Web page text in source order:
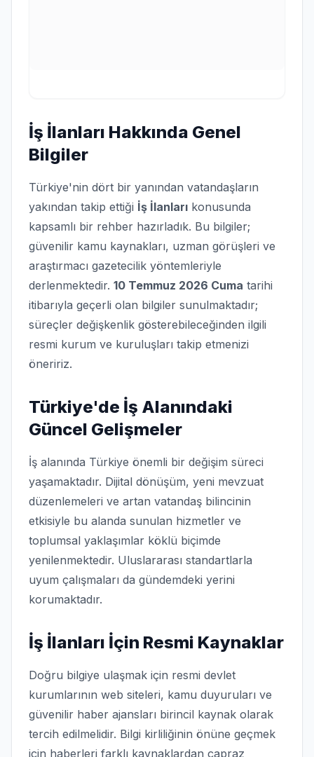
İş İlanları Hakkında Genel
Bilgiler
Türkiye'nin dört bir yanından vatandaşların
yakından takip ettiği İş İlanları konusunda
kapsamlı bir rehber hazırladık. Bu bilgiler;
güvenilir kamu kaynakları, uzman görüşleri ve
araştırmacı gazetecilik yöntemleriyle
derlenmektedir. 10 Temmuz 2026 Cuma tarihi
itibarıyla geçerli olan bilgiler sunulmaktadır;
süreçler değişkenlik gösterebileceğinden ilgili
resmi kurum ve kuruluşları takip etmenizi
öneririz.
Türkiye'de İş Alanındaki
Güncel Gelişmeler
İş alanında Türkiye önemli bir değişim süreci
yaşamaktadır. Dijital dönüşüm, yeni mevzuat
düzenlemeleri ve artan vatandaş bilincinin
etkisiyle bu alanda sunulan hizmetler ve
toplumsal yaklaşımlar köklü biçimde
yenilenmektedir. Uluslararası standartlarla
uyum çalışmaları da gündemdeki yerini
korumaktadır.
İş İlanları İçin Resmi Kaynaklar
Doğru bilgiye ulaşmak için resmi devlet
kurumlarının web siteleri, kamu duyuruları ve
güvenilir haber ajansları birincil kaynak olarak
tercih edilmelidir. Bilgi kirliliğinin önüne geçmek
için haberleri farklı kaynaklardan çapraz